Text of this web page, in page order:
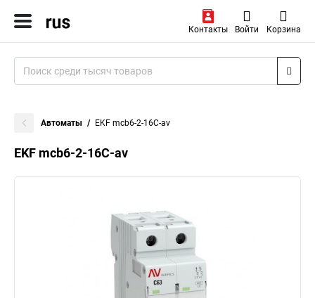
Контакты Войти Корзина
Автоматы EKF mcb6-2-16C-av
EKF mcb6-2-16C-av